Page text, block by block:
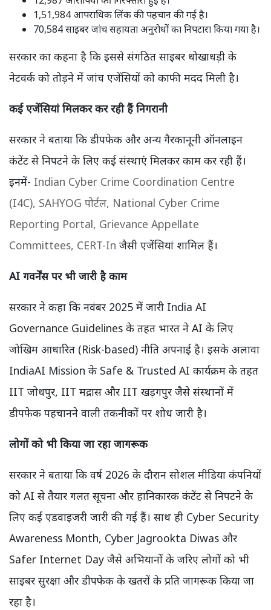
1,51,984 आपराधिक लिंक की पहचान की गई है।
70,584 साइबर जांच सहायता अनुरोधों का निपटारा किया गया है।
सरकार का कहना है कि इससे संगठित साइबर धोखाधड़ी के
नेटवर्क को तोड़ने में जांच एजेंसियों को काफी मदद मिली है।
कई एजेंसियां मिलकर कर रही हैं निगरानी
सरकार ने बताया कि डीपफेक और अन्य गैरकानूनी ऑनलाइन
कंटेंट से निपटने के लिए कई संस्थाएं मिलकर काम कर रही हैं।
इनमें- Indian Cyber Crime Coordination Centre
(I4C), SAHYOG पोर्टल, National Cyber Crime
Reporting Portal, Grievance Appellate
Committees, CERT-In जैसी एजेंसियां शामिल हैं।
AI गवर्नेंस पर भी जारी है काम
सरकार ने कहा कि नवंबर 2025 में जारी India AI
Governance Guidelines के तहत भारत ने AI के लिए
जोखिम आधारित (Risk-based) नीति अपनाई है। इसके अलावा
IndiaAI Mission के Safe & Trusted AI कार्यक्रम के तहत
IIT जोधपुर, IIT मद्रास और IIT खड़गपुर जैसे संस्थानों में
डीपफेक पहचानने वाली तकनीकों पर शोध जारी है।
लोगों को भी किया जा रहा जागरूक
सरकार ने बताया कि वर्ष 2026 के दौरान सोशल मीडिया कंपनियों
को AI से तैयार गलत सूचना और हानिकारक कंटेंट से निपटने के
लिए कई एडवाइजरी जारी की गई हैं। साथ ही Cyber Security
Awareness Month, Cyber Jagrookta Diwas और
Safer Internet Day जैसे अभियानों के जरिए लोगों को भी
साइबर सुरक्षा और डीपफेक के खतरों के प्रति जागरूक किया जा
रहा है।